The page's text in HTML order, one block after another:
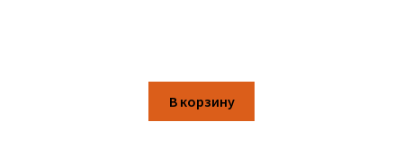
В корзину